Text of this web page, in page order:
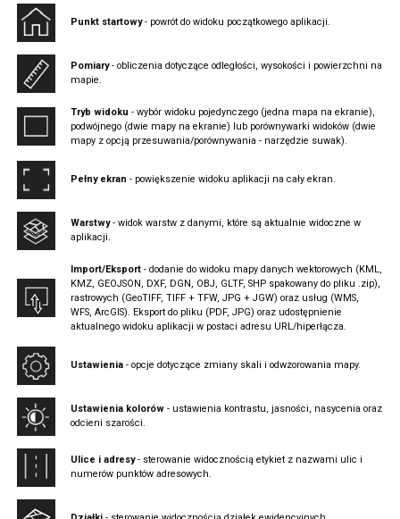
Punkt startowy- powrót do widoku początkowego aplikacji.
Pomiary- obliczenia dotyczące odległości, wysokości i powierzchni na
mapie.
Tryb widoku - wybór widoku pojedynczego (jedna mapa na ekranie),
podwójnego (dwie mapy na ekranie) lub porównywarki widoków (dwie
mapy z opcją przesuwania/porównywania - narzędzie suwak).
Pełny ekran - powiększenie widoku aplikacji na cały ekran.
Warstwy- widok warstw z danymi, które są aktualnie widoczne w
aplikacji.
Import/Eksport - dodanie do widoku mapy danych wektorowych (KML,
KMZ, GEOJSON, DXF, DGN, OBJ, GLTF, SHP spakowany do pliku .zip),
rastrowych (GeoTIFF, TIFF + TFW, JPG + JGW) oraz usług (WMS,
WFS, ArcGIS). Eksport do pliku (PDF, JPG) oraz udostępnienie
aktualnego widoku aplikacji w postaci adresu URL/hiperłącza.
Ustawienia - opcje dotyczące zmiany skali i odwzorowania mapy.
Ustawienia kolorów - ustawienia kontrastu, jasności, nasycenia oraz
odcieni szarości.
Ulice i adresy- sterowanie widocznością etykiet z nazwami ulic i
numerów punktów adresowych.